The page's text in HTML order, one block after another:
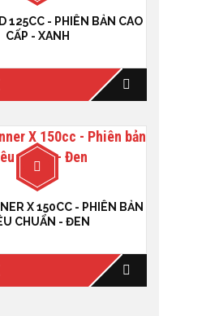
125CC - PHIÊN BẢN CAO
CẤP - XANH
X 150CC - PHIÊN BẢN
CHUẨN - ĐEN